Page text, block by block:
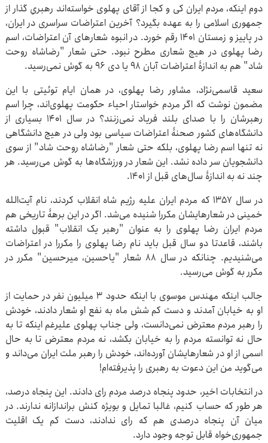
دوم اینکه، مردم ایران کی و کجا از آقای پهلوی خواسته‌اند رهبریِ گذار از
جمهوری اسلامی را به عهده بگیرد؟ آخرین اعتراضات سراسری در ایران،
در پاییز و زمستان ۱۴۰۱ رقم خورد. در انبوه شعارهای آن اعتراضات، اسم
رضا پهلوی در هیچ شعاری مطرح نبود. حتی شعار "رضاشاه روحت
شاد" هم به اندازۀ اعتراضات آبان ۹۸ یا دی ۹۶ به گوش نمی‌رسید.
سعید قاسمی‌نژاد، مشاور رضا پهلوی، در همان ایام توئیتی با این
مضمون نوشت که اگر مردم خواستار احیاء حکومت پهلوی‌اند، چرا اسم
رهبرشان را با صدای بلند فریاد نمی‌زنند؟ در سال ۱۴۰۱ بسیاری از
دانشگاه‌های کشور صحنۀ اعتراضات سیاسی بود ولی در هیچ دانشگاهی
نه تنها اسم رضا پهلوی، بلکه حتی شعار "رضاشاه روحت شاد" از سوی
دانشجویان سر داده نشد. این شعار در ورزشگاه‌ها به گوش می‌رسید. هر
چند نه به اندازۀ سال‌های قبل از ۱۴۰۱.
در سال ۱۳۵۷ که مردم ایران علیه رژیم شاه انقلاب کردند، نام آیت‌الله
خمینی در شعارهایشان مکررا شنیده می‌شد. اگر در این برهۀ تاریخی هم
مردم ایران رضا پهلوی را به عنوان "رهبر یک انقلاب" قبول داشته
باشند، قاعدتا دو سال قبل باید نام رضا پهلوی را مکررا در اعتراضات
می‌شنیدیم. چنانکه در سال ۸۸ شعار "یاحسین، میرحسین" مکرر در
مکرر به گوش می‌رسید.
جالب اینکه مهندس موسوی با اینکه حدود ۳ میلیون نفر در حمایت از
او به خیابان آمدند و دست کم شش ماه به نفع او شعار دادند، خودش
را رهبر مردم معترض نمی‌دانست، ولی جناب پهلوی علیرغم اینکه تا به
حال نه توانسته مردم را به خیابان بکشد، نه مردم معترض تا به حال
اسمی از او در شعارهایشان آورده‌اند، خودش را رهبر ملت ایران می‌داند و
می‌گوید من این دعوت به رهبری را پذیرفته‌ام!
در انتخابات اخیر، حدود پنجاه درصد مردم رای دادند. این پنجاه درصد،
هر طور که حساب کنیم، غالبا تمایل و بویژه کنش براندازانه ندارند. در
میان آن پنجاه درصدی هم که رای ندادند، دست کم یک اقلیت
جمهوری‌خواه قابل توجه وجود دارد.